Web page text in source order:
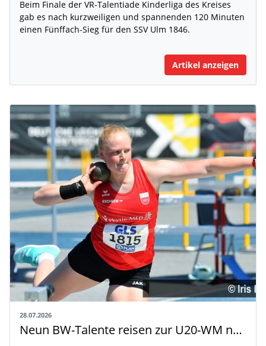
Beim Finale der VR-Talentiade Kinderliga des Kreises
gab es nach kurzweiligen und spannenden 120 Minuten
einen Fünffach-Sieg für den SSV Ulm 1846.
Artikel anzeigen
28.07.2026
Neun BW-Talente reisen zur U20-WM nach Eugene